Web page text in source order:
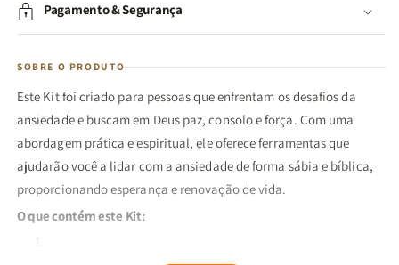
Pagamento & Segurança
SOBRE O PRODUTO
Este Kit foi criado para pessoas que enfrentam os desafios da
ansiedade e buscam em Deus paz, consolo e força. Com uma
abordagem prática e espiritual, ele oferece ferramentas que
ajudarão você a lidar com a ansiedade de forma sábia e bíblica,
proporcionando esperança e renovação de vida.
O que contém este Kit: